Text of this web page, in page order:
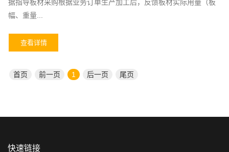
据指导板材采购根据业务订单生产加工后，反馈板材实际用量（板
幅、重量...
查看详情
首页 前一页 1 后一页 尾页
快速链接